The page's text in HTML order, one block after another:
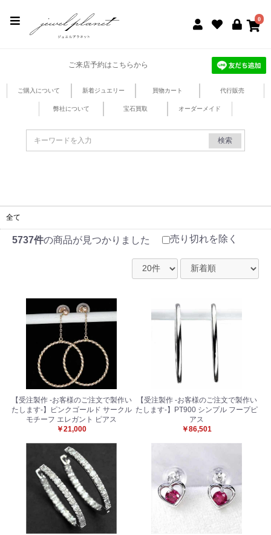
0
ご来店予約はこちらから
ご購入について 新着ジュエリー 買物カート 代行販売
弊社について 宝石買取 オーダーメイド
検索
全て
5737件の商品が見つかりました 売り切れを除く
【受注製作 -お客様のご注文で製作い
たします-】ピンクゴールド サークル
モチーフ エレガント ピアス
￥21,000
【受注製作 -お客様のご注文で製作い
たします-】PT900 シンプル フープピ
アス
￥86,501